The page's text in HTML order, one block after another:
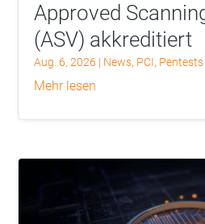
Approved
(ASV) akkreditiert
Aug. 6, 2026 | News, PCI,
mehr lesen